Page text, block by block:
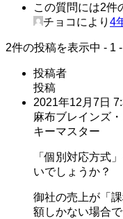
この質問には2件
チョコ により 4
2件の投稿を表示中 - 1
投稿者
投稿
2021年12月7日
麻布ブレインズ
キーマスター
「個別対応方式
いでしょうか？
御社の売上が「
額しかない場合